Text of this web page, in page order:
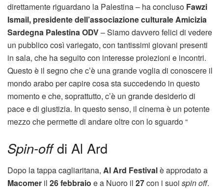
direttamente riguardano la Palestina – ha concluso Fawzi
Ismail, presidente dell’associazione culturale Amicizia
Sardegna PalestinaODV– Siamo davvero felici di vedere
un pubblico così variegato, con tantissimi giovani presenti
in sala, che ha seguito con interesse proiezioni e incontri.
Questo è il segno che c’è una grande voglia di conoscere il
mondo arabo per capire cosa sta succedendo in questo
momento e che, soprattutto, c’è un grande desiderio di
pace e di giustizia. In questo senso, il cinema è un potente
mezzo che permette di andare oltre con lo sguardo “
Spin-offdi Al Ard
Dopo la tappa cagliaritana, Al Ard Festivalè approdato a
Macomer il 26 febbraio e a Nuoro il 27con i suoi spin off.